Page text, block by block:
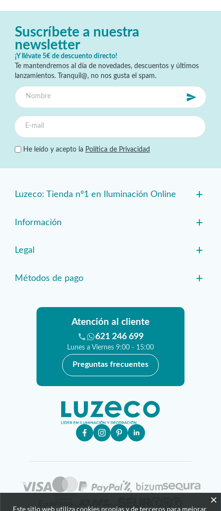
Suscríbete a nuestra
newsletter
¡Y llévate 5€ de descuento directo!
Te mantendremos al día de novedades, descuentos y últimos
lanzamientos. Tranquil@, no nos gusta el spam.
He leído y acepto la Política de Privacidad
Luzeco: Tienda nº1 en Iluminación Online +
Información +
Legal +
Métodos de pago +
Atención al cliente
621 246 699
Lunes a Viernes 9:00 - 15:00
Preguntas frecuentes
×
Este sitio web utiliza cookies propias y de terceros para mejorar